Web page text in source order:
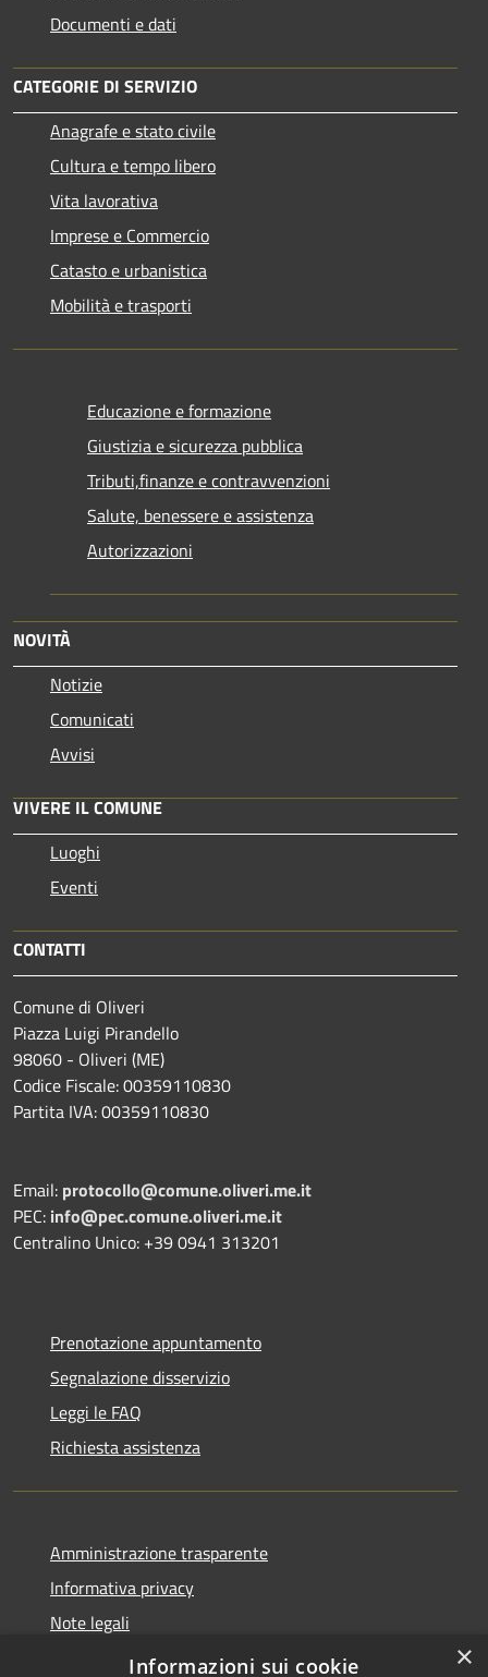
Documenti e dati
CATEGORIE DI SERVIZIO
Anagrafe e stato civile
Cultura e tempo libero
Vita lavorativa
Imprese e Commercio
Catasto e urbanistica
Mobilità e trasporti
Educazione e formazione
Giustizia e sicurezza pubblica
Tributi,finanze e contravvenzioni
Salute, benessere e assistenza
Autorizzazioni
NOVITÀ
Notizie
Comunicati
Avvisi
VIVERE IL COMUNE
Luoghi
Eventi
CONTATTI
Comune di Oliveri
Piazza Luigi Pirandello
98060 - Oliveri (ME)
Codice Fiscale: 00359110830
Partita IVA: 00359110830
Email: protocollo@comune.oliveri.me.it
PEC: info@pec.comune.oliveri.me.it
Centralino Unico: +39 0941 313201
Prenotazione appuntamento
Segnalazione disservizio
Leggi le FAQ
Richiesta assistenza
Amministrazione trasparente
Informativa privacy
Note legali
Dichiarazione di accessibilità
×
Informazioni sui cookie